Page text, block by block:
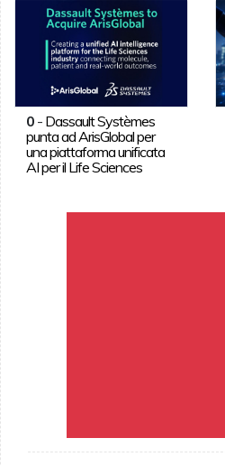
0- Dassault Systèmes
punta ad ArisGlobal per
una piattaforma unificata
AI per il Life Sciences